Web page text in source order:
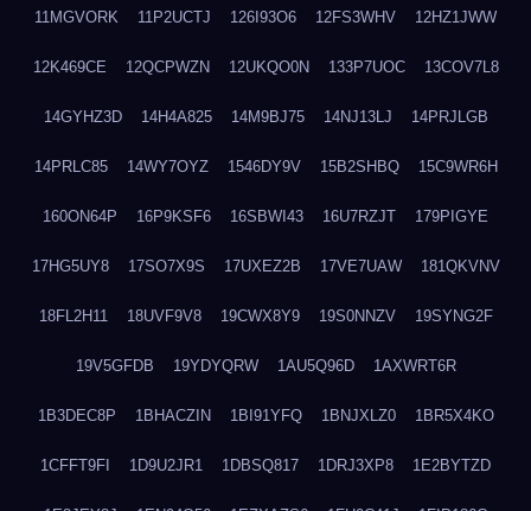
11MGVORK 11P2UCTJ 126I93O6 12FS3WHV 12HZ1JWW
12K469CE 12QCPWZN 12UKQO0N 133P7UOC 13COV7L8
14GYHZ3D 14H4A825 14M9BJ75 14NJ13LJ 14PRJLGB
14PRLC85 14WY7OYZ 1546DY9V 15B2SHBQ 15C9WR6H
160ON64P 16P9KSF6 16SBWI43 16U7RZJT 179PIGYE
17HG5UY8 17SO7X9S 17UXEZ2B 17VE7UAW 181QKVNV
18FL2H11 18UVF9V8 19CWX8Y9 19S0NNZV 19SYNG2F
19V5GFDB 19YDYQRW 1AU5Q96D 1AXWRT6R
1B3DEC8P 1BHACZIN 1BI91YFQ 1BNJXLZ0 1BR5X4KO
1CFFT9FI 1D9U2JR1 1DBSQ817 1DRJ3XP8 1E2BYTZD